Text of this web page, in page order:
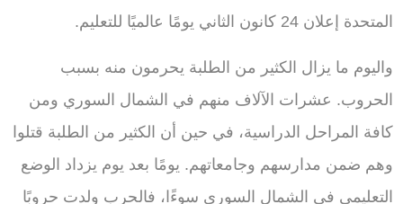
المتحدة إعلان 24 كانون الثاني يومًا عالميًا للتعليم.
واليوم ما يزال الكثير من الطلبة يحرمون منه بسبب
الحروب. عشرات الآلاف منهم في الشمال السوري ومن
كافة المراحل الدراسية، في حين أن الكثير من الطلبة قتلوا
وهم ضمن مدارسهم وجامعاتهم. يومًا بعد يوم يزداد الوضع
التعليمي في الشمال السوري سوءًا، فالحرب ولدت حروبًا